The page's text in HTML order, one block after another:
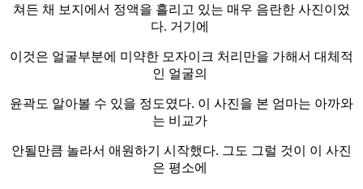
쳐든 채 보지에서 정액을 흘리고 있는 매우 음란한 사진이었
다. 거기에
이것은 얼굴부분에 미약한 모자이크 처리만을 가해서 대체적
인 얼굴의
윤곽도 알아볼 수 있을 정도였다. 이 사진을 본 엄마는 아까와
는 비교가
안될만큼 놀라서 애원하기 시작했다. 그도 그럴 것이 이 사진
은 평소에